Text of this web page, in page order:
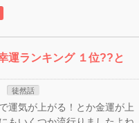
運ランキング １位??と
徒然話
運気が上がる！とか金運が上